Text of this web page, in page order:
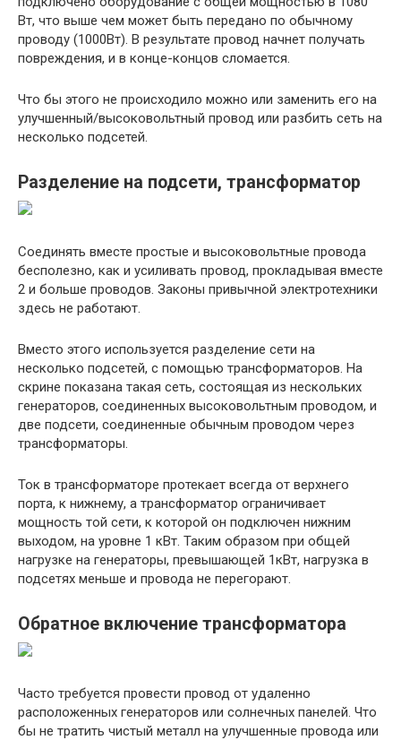
Вт, что выше чем может быть передано по обычному
проводу (1000Вт). В результате провод начнет получать
повреждения, и в конце-концов сломается.
Что бы этого не происходило можно или заменить его на
улучшенный/высоковольтный провод или разбить сеть на
несколько подсетей.
Разделение на подсети, трансформатор
Соединять вместе простые и высоковольтные провода
бесполезно, как и усиливать провод, прокладывая вместе
2 и больше проводов. Законы привычной электротехники
здесь не работают.
Вместо этого используется разделение сети на
несколько подсетей, с помощью трансформаторов. На
скрине показана такая сеть, состоящая из нескольких
генераторов, соединенных высоковольтным проводом, и
две подсети, соединенные обычным проводом через
трансформаторы.
Ток в трансформаторе протекает всегда от верхнего
порта, к нижнему, а трансформатор ограничивает
мощность той сети, к которой он подключен нижним
выходом, на уровне 1 кВт. Таким образом при общей
нагрузке на генераторы, превышающей 1кВт, нагрузка в
подсетях меньше и провода не перегорают.
Обратное включение трансформатора
Часто требуется провести провод от удаленно
расположенных генераторов или солнечных панелей. Что
бы не тратить чистый металл на улучшенные провода или